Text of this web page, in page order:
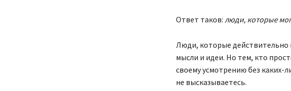
Ответ таков: люди, которые
Люди, которые действительно
мысли и идеи. Но тем, кто
своему усмотрению без каких-
не высказываетесь.